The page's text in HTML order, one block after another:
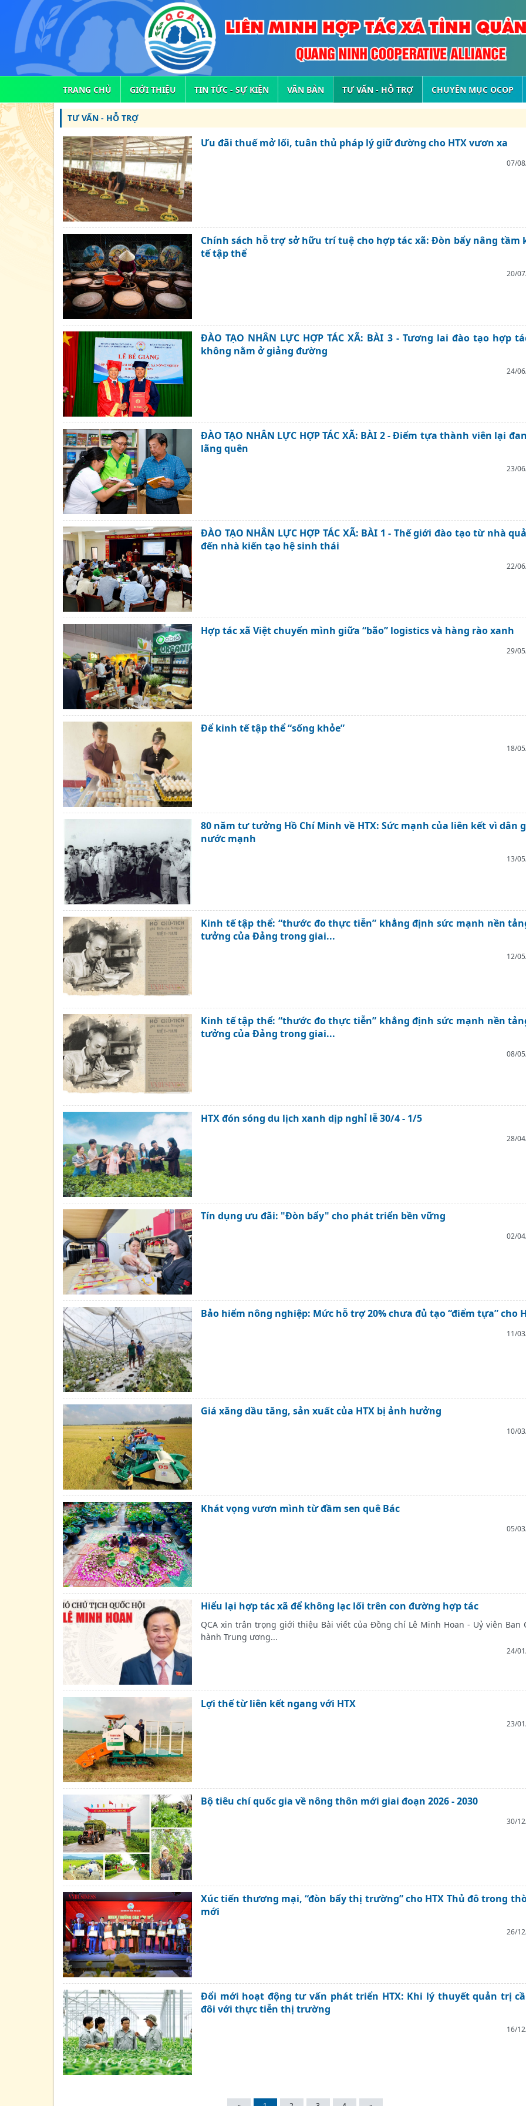
TRANG CHỦ GIỚI THIỆU TIN TỨC - SỰ KIỆN VĂN BẢN TƯ VẤN - HỖ TRỢ CHUYÊN MỤC OCOP
TƯ VẤN - HỖ TRỢ
07/
Ưu đãi thuế mở lối, tuân thủ pháp lý giữ đường cho HTX vươn xa
20/
Chính sách hỗ trợ sở hữu trí tuệ cho hợp tác xã: Đòn bẩy nâng tầm
tế tập thể
24/
ĐÀO TẠO NHÂN LỰC HỢP TÁC XÃ: BÀI 3 - Tương lai đào tạo hợp
không nằm ở giảng đường
23/
ĐÀO TẠO NHÂN LỰC HỢP TÁC XÃ: BÀI 2 - Điểm tựa thành viên lại
lãng quên
22/
ĐÀO TẠO NHÂN LỰC HỢP TÁC XÃ: BÀI 1 - Thế giới đào tạo từ nhà
đến nhà kiến tạo hệ sinh thái
29/
Hợp tác xã Việt chuyển mình giữa “bão” logistics và hàng rào xanh
18/
Để kinh tế tập thể “sống khỏe”
13/
80 năm tư tưởng Hồ Chí Minh về HTX: Sức mạnh của liên kết vì dân
nước mạnh
12/
Kinh tế tập thể: “thước đo thực tiễn” khẳng định sức mạnh nền
tưởng của Đảng trong giai...
08/
Kinh tế tập thể: “thước đo thực tiễn” khẳng định sức mạnh nền
tưởng của Đảng trong giai...
28/
HTX đón sóng du lịch xanh dịp nghỉ lễ 30/4 - 1/5
02/
Tín dụng ưu đãi: "Đòn bẩy" cho phát triển bền vững
11/
Bảo hiểm nông nghiệp: Mức hỗ trợ 20% chưa đủ tạo “điểm tựa” cho
10/
Giá xăng dầu tăng, sản xuất của HTX bị ảnh hưởng
05/
Khát vọng vươn mình từ đầm sen quê Bác
24/
Hiểu lại hợp tác xã để không lạc lối trên con đường hợp tác
QCA xin trân trọng giới thiệu Bài viết của Đồng chí Lê Minh Hoan - Uỷ viên Ban
hành Trung ương...
23/
Lợi thế từ liên kết ngang với HTX
30/
Bộ tiêu chí quốc gia về nông thôn mới giai đoạn 2026 - 2030
26/
Xúc tiến thương mại, “đòn bẩy thị trường” cho HTX Thủ đô trong
mới
16/
Đổi mới hoạt động tư vấn phát triển HTX: Khi lý thuyết quản trị
đôi với thực tiễn thị trường